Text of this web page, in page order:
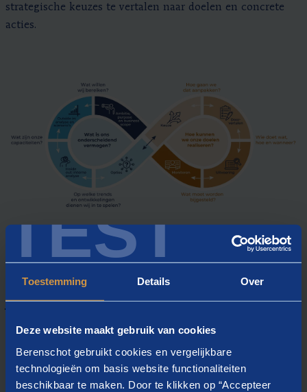
TEST
Toestemming Details Over
Deze website maakt gebruik van cookies
Berenschot gebruikt cookies en vergelijkbare
technologieën om basis website functionaliteiten
beschikbaar te maken. Door te klikken op “Accepteer
strategische keuzes te vertalen naar doelen en concrete
acties.
Onderzoek en analyse
Om weloverwogen strategische keuzes te kunnen maken
Daartoe voeren we uiteenlopende onderzoeken uit. Niet